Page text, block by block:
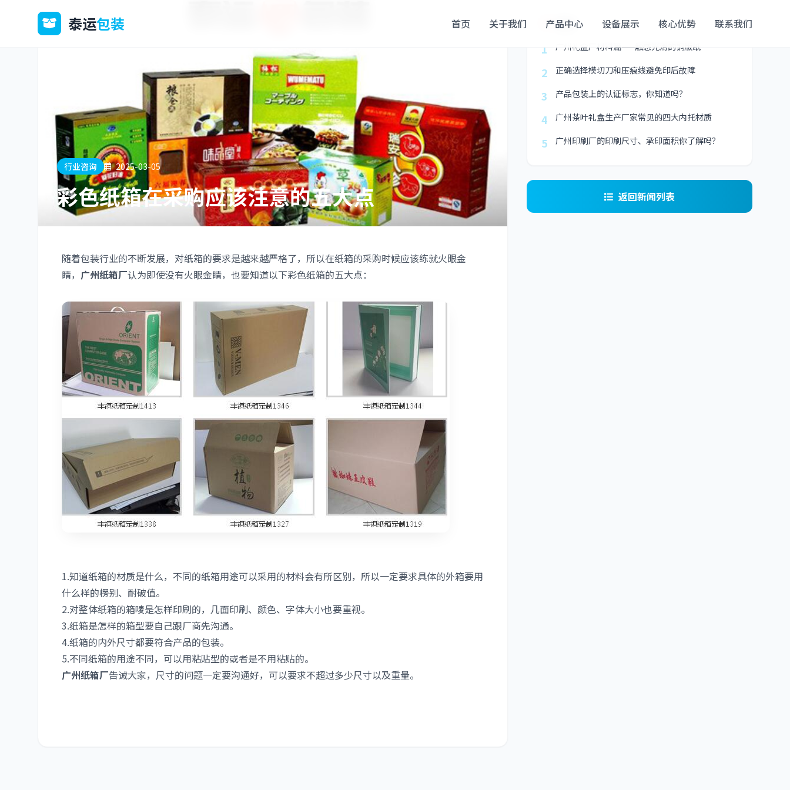
泰运包装 首页 关于我们 产品中心 设备展示 核心优势 联系我们
行业咨询 2025-03-05
彩色纸箱在采购应该注意的五大点
随着包装行业的不断发展，对纸箱的要求是越来越严格了，所以在纸箱的采购时候应该练就火眼金
睛， 广州纸箱厂认为即使没有火眼金睛，也要知道以下彩色纸箱的五大点：
1.知道纸箱的材质是什么，不同的纸箱用途可以采用的材料会有所区别，所以一定要求具体的外箱要用
什么样的楞别、耐破值。
2.对整体纸箱的箱唛是怎样印刷的，几面印刷、颜色、字体大小也要重视。
3.纸箱是怎样的箱型要自己跟厂商先沟通。
4.纸箱的内外尺寸都要符合产品的包装。
5.不同纸箱的用途不同，可以用粘贴型的或者是不用粘贴的。
广州纸箱厂告诫大家，尺寸的问题一定要沟通好，可以要求不超过多少尺寸以及重量。
最新
1
广州礼盒厂材料篇——触感光滑的铜版纸
2 正确选择模切刀和压痕线避免印后故障
3 产品包装上的认证标志，你知道吗？
4 广州茶叶礼盒生产厂家常见的四大内托材质
5 广州印刷厂的印刷尺寸、承印面积你了解吗？
返回新闻列表